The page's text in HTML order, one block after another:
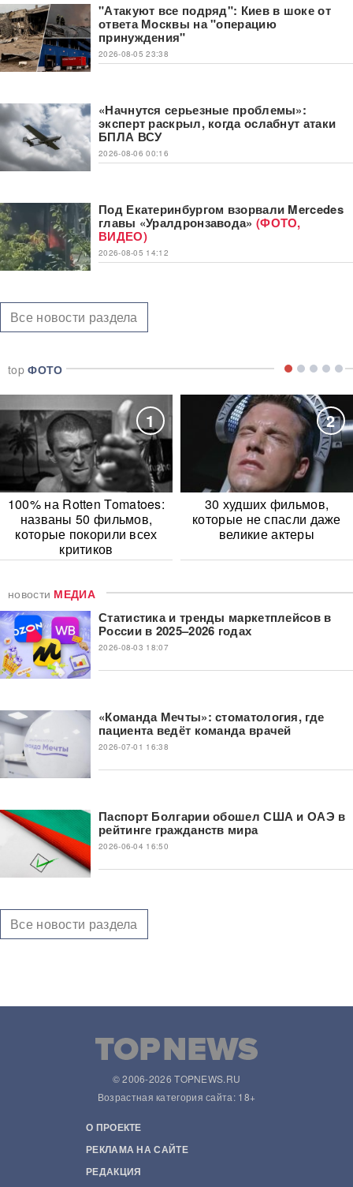
"Атакуют все подряд": Киев в шоке от
ответа Москвы на "операцию
принуждения"
2026-08-05 23:38
«Начнутся серьезные проблемы»:
эксперт раскрыл, когда ослабнут атаки
БПЛА ВСУ
2026-08-06 00:16
Под Екатеринбургом взорвали Mercedes
главы «Уралдронзавода» (ФОТО,
ВИДЕО)
2026-08-05 14:12
Все новости раздела
topФОТО
1
100% на Rotten Tomatoes:
названы 50 фильмов,
которые покорили всех
критиков
2
30 худших фильмов,
которые не спасли даже
великие актеры
новости МЕДИА
Статистика и тренды маркетплейсов в
России в 2025–2026 годах
2026-08-03 18:07
«Команда Мечты»: стоматология, где
пациента ведёт команда врачей
2026-07-01 16:38
Паспорт Болгарии обошел США и ОАЭ в
рейтинге гражданств мира
2026-06-04 16:50
Все новости раздела
© 2006-2026 TOPNEWS.RU
Возрастная категория сайта: 18+
О ПРОЕКТЕ
РЕКЛАМА НА САЙТЕ
РЕДАКЦИЯ